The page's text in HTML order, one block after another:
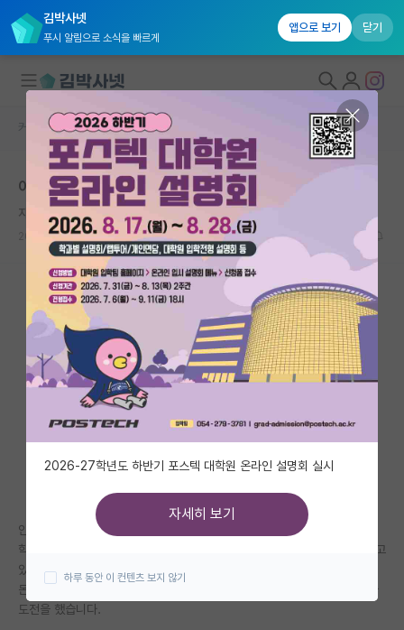
김박사넷
푸시 알림으로 소식을 빠르게
앱으로 보기 닫기
대학원생 모집
국내대학원 정보
연구실&오픈랩
커뮤니티
커뮤니티 홈
전체글보기
베스트 게시판
IF 명예의전당
자유 게시판(아무개랩)
미국 유학 게시판
미국 대학원 합격 후기 게시판
대학원 합격 후기 게시판
연구실(PI) 홍보 게시판
커뮤니티 홈 자유 게시판(아무개랩)
아저씨는 이제 학계를 떠납니다.
자상한 요하네스 케플러
2023.03.05
25 18231
안녕하세요.
학부 졸업 후 관련 회사에 취업해 경험을 쌓고, 조그맣게 사업체 꾸려서 살고
있던 아저씹니다.
돈은 벌만큼 벌었다고 생각하고, 조금 더 공부를 하고싶어 늦은나이에 석사
도전을 했습니다.
2026-27학년도 하반기 포스텍 대학원 온라인 설명회 실시
자세히 보기
하루 동안 이 컨텐츠 보지 않기